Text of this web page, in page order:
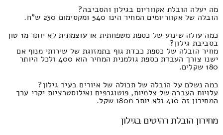
מה יעלה הובלת אקווריום בגילון והסביבה?
הובלה של אקווריומים המחיר הינו 540 ומקסימום 230 ש"ח.
כמה עולה שינוע של כספת משפחתית או עוצמתית לא יותר מ1 טון
בסביבת גילון?
מחיר הובלה של כספת כבדת גוף בתמזוגת של שירותי מנוף אם
ישנו צורך העברת כספת גולמנית המחיר הוא 400 ולכל היותר
180 שקלים.
כמה נשלם על הובלה של תכולה של איורים בעיר גילון?
עלויות העברה של צלמיות, פוטוגרפים ואילוסטרציות יקרי ערך
המחירון זה 410 ולא יותר מ180 שקל.
מחירון הובלת רהיטים בגילון